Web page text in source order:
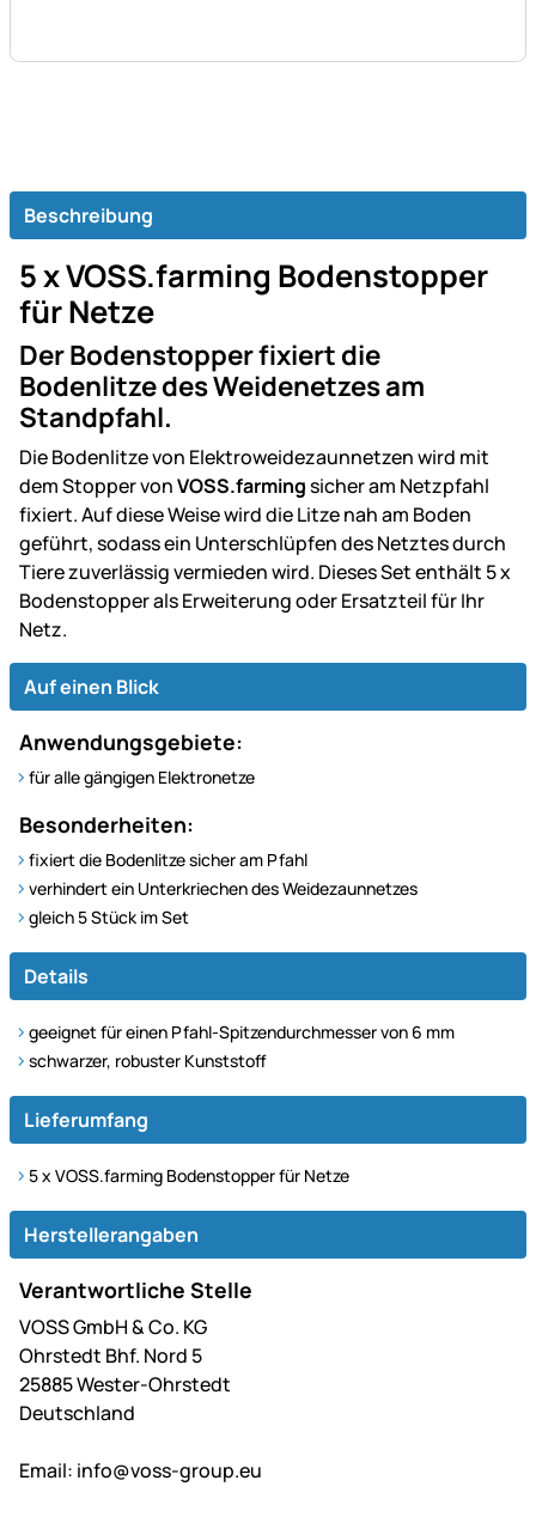
Beschreibung
5 x VOSS.farming Bodenstopper
für Netze
Der Bodenstopper fixiert die
Bodenlitze des Weidenetzes am
Standpfahl.
Die Bodenlitze von Elektroweidezaunnetzen wird mit
dem Stopper vonVOSS.farmingsicher am Netzpfahl
fixiert. Auf diese Weise wird die Litze nah am Boden
geführt, sodass ein Unterschlüpfen des Netztes durch
Tiere zuverlässig vermieden wird. Dieses Set enthält 5 x
Bodenstopper als Erweiterung oder Ersatzteil für Ihr
Netz.
Auf einen Blick
Anwendungsgebiete:
für alle gängigen Elektronetze
Besonderheiten:
fixiert die Bodenlitze sicher am Pfahl
verhindert ein Unterkriechen des Weidezaunnetzes
gleich 5 Stück im Set
Details
geeignet für einen Pfahl-Spitzendurchmesser von 6 mm
schwarzer, robuster Kunststoff
Lieferumfang
5 x VOSS.farming Bodenstopper für Netze
Herstellerangaben
Verantwortliche Stelle
VOSS GmbH & Co. KG
Ohrstedt Bhf. Nord 5
25885 Wester-Ohrstedt
Deutschland
Email: info@voss-group.eu